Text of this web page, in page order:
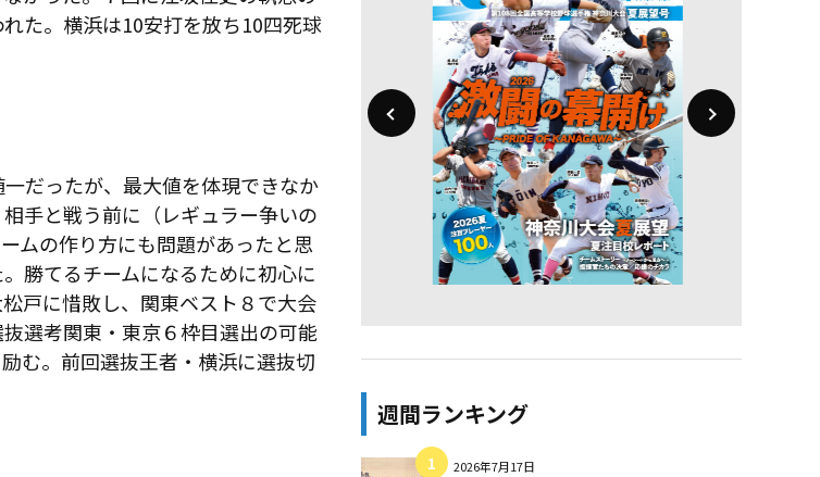
た。横浜は10安打を放ち10四死球
だったが、最大値を体現できなか
手と戦う前に（レギュラー争いの
ムの作り方にも問題があったと思
勝てるチームになるために初心に
戸に惜敗し、関東ベスト８で大会
選考関東・東京６枠目選出の可能
む。前回選抜王者・横浜に選抜切
週間ランキング
2026年7月17日